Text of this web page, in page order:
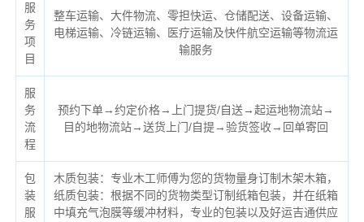
服
务
项
目
整车运输、大件物流、零担快运、仓储配送、设备运输、
电梯运输、冷链运输、医疗运输及快件航空运输等物流运
输服务
服
务
流
程
预约下单→约定价格→上门提货/自送→起运地物流站→
目的地物流站→送货上门/自提→验货签收→回单寄回
包
装
服
木质包装：专业木工师傅为您的货物量身订制木架木箱，
纸质包装：根据不同的货物类型订制纸箱包装，并在纸箱
中填充气泡膜等缓冲材料，专业的包装以及好运吉通供应